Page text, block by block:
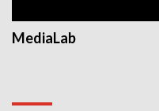
MediaLab